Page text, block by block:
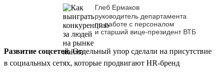
Глеб Ермаков
руководитель департамента
по работе с персоналом
и старший вице-президент ВТБ
Развитие соцсетей.Отдельный упор сделали на присутствие
в социальных сетях, которые продвигают HR-бренд